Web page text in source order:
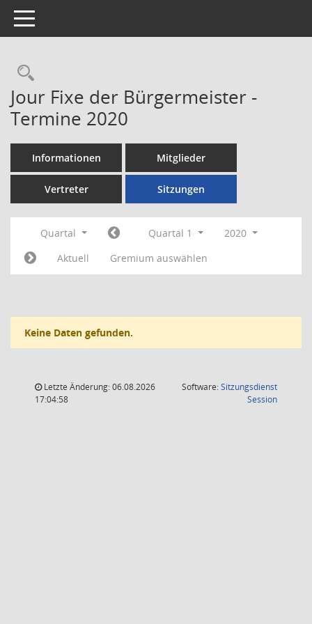
Toggle navigation
Rechercheauswahl
Jour Fixe der Bürgermeister -
Termine 2020
Informationen Mitglieder
Vertreter Sitzungen
Quartal Quartal 1
2020
Aktuell
Gremium auswählen
Keine Daten gefunden.
Letzte Änderung: 06.08.2026
17:04:58
Software:Sitzungsdienst
Session(Wird in